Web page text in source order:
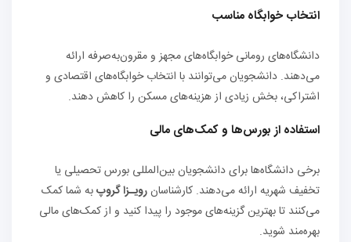
انتخاب خوابگاه مناسب
دانشگاه‌های رومانی خوابگاه‌های مجهز و مقرون‌به‌صرفه ارائه
می‌دهند. دانشجویان می‌توانند با انتخاب خوابگاه‌های اقتصادی و
اشتراکی، بخش زیادی از هزینه‌های مسکن را کاهش دهند.
استفاده از بورس‌ها و کمک‌های مالی
برخی دانشگاه‌ها برای دانشجویان بین‌المللی بورس تحصیلی یا
تخفیف شهریه ارائه می‌دهند. کارشناسانرویـزا گروپبه شما کمک
می‌کنند تا بهترین گزینه‌های موجود را پیدا کنید و از کمک‌های مالی
بهره‌مند شوید.